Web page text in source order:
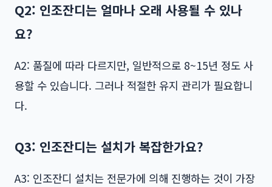
Q2: 인조잔디는 얼마나 오래 사용될 수 있나
요?
A2: 품질에 따라 다르지만, 일반적으로 8~15년 정도 사
용할 수 있습니다. 그러나 적절한 유지 관리가 필요합니
다.
Q3: 인조잔디는 설치가 복잡한가요?
A3: 인조잔디 설치는 전문가에 의해 진행하는 것이 가장